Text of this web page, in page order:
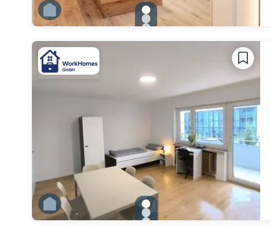
gallery.slide_selector
Zu Slide 1 wechseln
Zu Slide 2 wechseln
gallery.slide_selector
Zu Slide 1 wechseln
Zu Slide 2 wechseln